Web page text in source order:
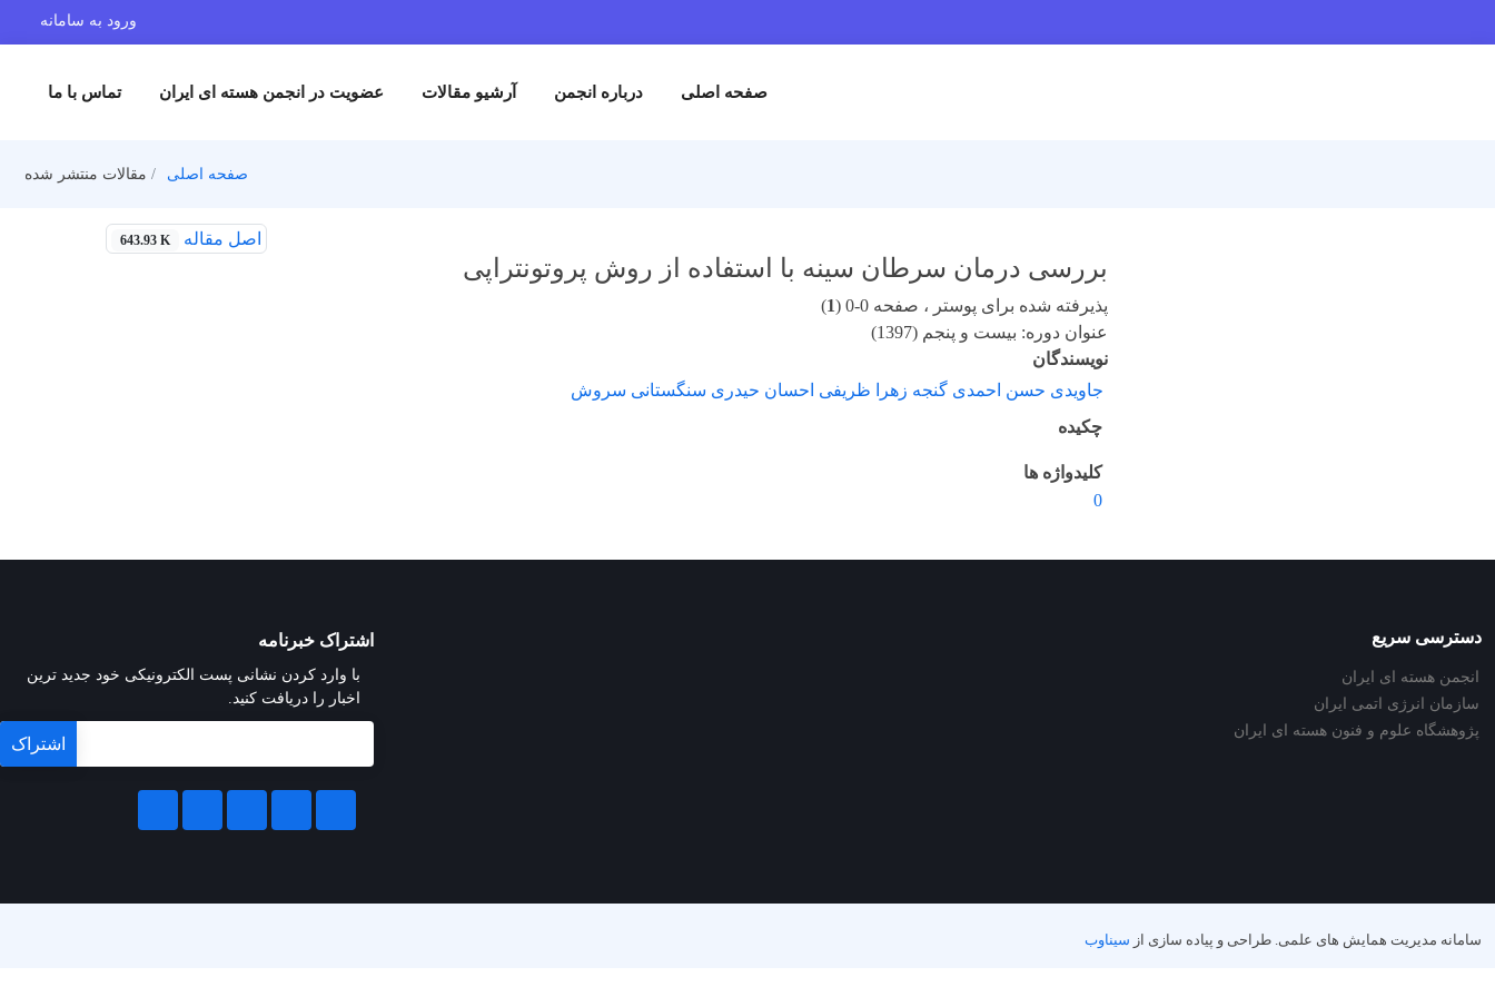
ورود به سامانه
صفحه اصلی درباره انجمن آرشیو مقالات عضویت در انجمن هسته ای ایران تماس با ما
صفحه اصلی مقالات منتشر شده
اصل مقاله 643.93 K
بررسی درمان سرطان سینه با استفاده از روش پروتونتراپی
پذیرفته شده برای پوستر ، صفحه 0-0 ( 1
)
عنوان دوره: بیست و پنجم (1397)
نویسندگان
جاویدی حسن احمدی گنجه زهرا ظریفی احسان حیدری سنگستانی سروش
چکیده
کلیدواژه ها
0
دسترسی سریع
انجمن هسته ای ایران
سازمان انرژی اتمی ایران
پژوهشگاه علوم و فنون هسته ای ایران
اشتراک خبرنامه
با وارد کردن نشانی پست الکترونیکی خود جدید ترین
اخبار را دریافت کنید.
سامانه مدیریت همایش های علمی. طراحی و پیاده سازی از سیناوب